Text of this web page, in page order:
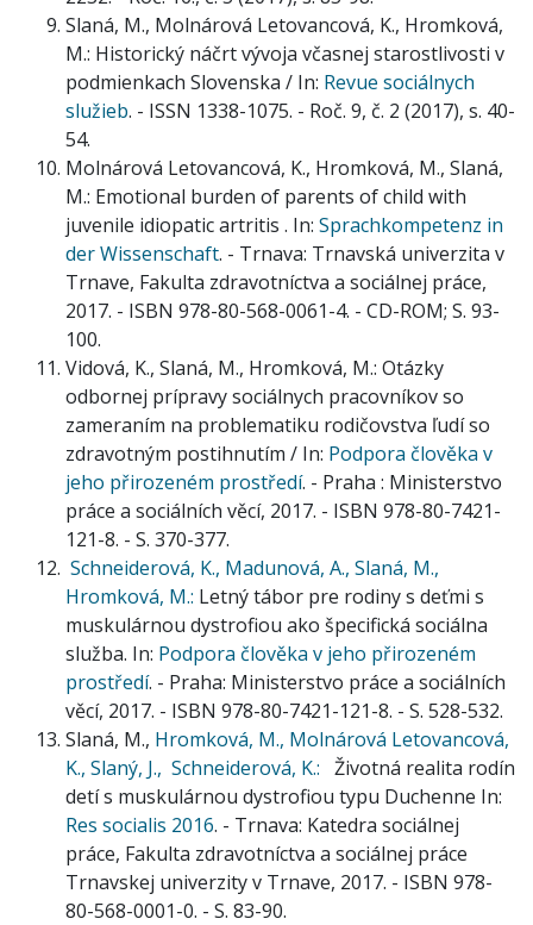
Slaná, M., Molnárová Letovancová, K., Hromková,
M.: Historický náčrt vývoja včasnej starostlivosti v
podmienkach Slovenska / In: Revue sociálnych
služieb. - ISSN 1338-1075. - Roč. 9, č. 2 (2017), s. 40-
54.
Molnárová Letovancová, K., Hromková, M., Slaná,
M.: Emotional burden of parents of child with
juvenile idiopatic artritis . In: Sprachkompetenz in
der Wissenschaft. - Trnava: Trnavská univerzita v
Trnave, Fakulta zdravotníctva a sociálnej práce,
2017. - ISBN 978-80-568-0061-4. - CD-ROM; S. 93-
100.
Vidová, K., Slaná, M., Hromková, M.: Otázky
odbornej prípravy sociálnych pracovníkov so
zameraním na problematiku rodičovstva ľudí so
zdravotným postihnutím / In: Podpora člověka v
jeho přirozeném prostředí. - Praha : Ministerstvo
práce a sociálních věcí, 2017. - ISBN 978-80-7421-
121-8. - S. 370-377.
Schneiderová, K., Madunová, A., Slaná, M.,
Hromková, M.: Letný tábor pre rodiny s deťmi s
muskulárnou dystrofiou ako špecifická sociálna
služba. In: Podpora člověka v jeho přirozeném
prostředí. - Praha: Ministerstvo práce a sociálních
věcí, 2017. - ISBN 978-80-7421-121-8. - S. 528-532.
Slaná, M., Hromková, M., Molnárová Letovancová,
K., Slaný, J., Schneiderová, K.: Životná realita rodín
detí s muskulárnou dystrofiou typu Duchenne In:
Res socialis 2016. - Trnava: Katedra sociálnej
práce, Fakulta zdravotníctva a sociálnej práce
Trnavskej univerzity v Trnave, 2017. - ISBN 978-
80-568-0001-0. - S. 83-90.